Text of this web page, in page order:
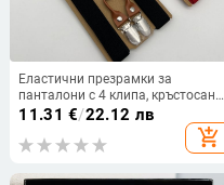
Еластични презрамки за
панталони с 4 клипа, кръстосани,
полиестер, регулируеми, унисекс
11.31 €/22.12 лв
add_shopping_cart